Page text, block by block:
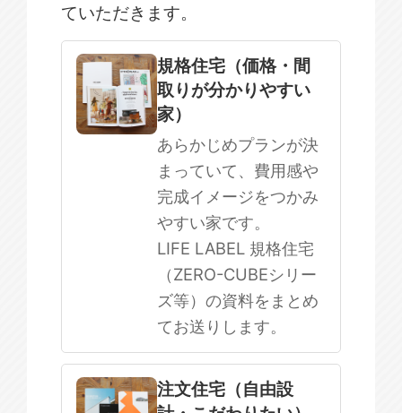
ていただきます。
規格住宅
注文住宅
SOWOOD
まだ何も決まっていない
規格住宅（価格・間
取りが分かりやすい
家）
あらかじめプランが決
まっていて、費用感や
完成イメージをつかみ
やすい家です。
LIFE LABEL 規格住宅
（ZERO-CUBEシリー
ズ等）の資料をまとめ
てお送りします。
注文住宅（自由設